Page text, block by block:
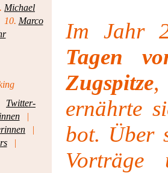
Michael
10. Marco
Twitter-
|
|
|
Im Jahr
Tagen
Zugspitze,
ernährte
bot. Über